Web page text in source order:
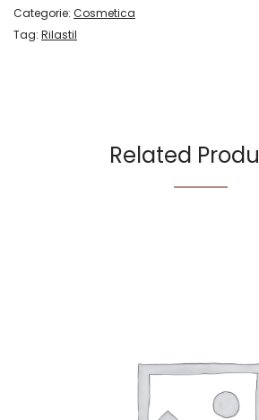
Categorie: Cosmetica
Tag: Rilastil
Related